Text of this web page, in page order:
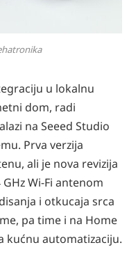
u lokalnu
dom, radi
na Seeed Studio
Prva verzija
ali je nova revizija
Wi-Fi antenom
i otkucaja srca
pa time i na Home
kućnu automatizaciju.